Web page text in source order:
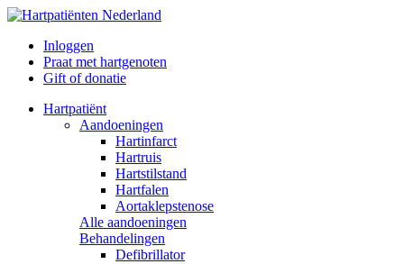
Inloggen
Praat met hartgenoten
Gift of donatie
Hartpatiënt
Aandoeningen
Hartinfarct
Hartruis
Hartstilstand
Hartfalen
Aortaklepstenose
Alle aandoeningen
Behandelingen
Defibrillator